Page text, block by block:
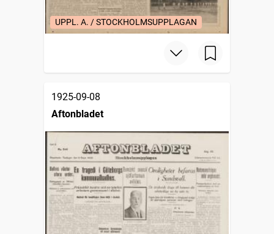
UPPL. A. / STOCKHOLMSUPPLAGAN
1925-09-08
Aftonbladet